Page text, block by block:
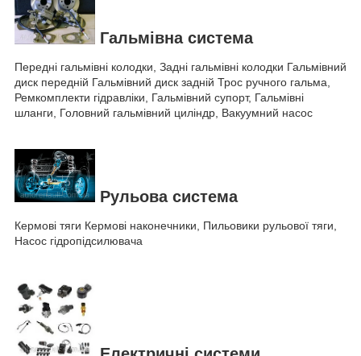
Гальмівна система
Передні гальмівні колодки, Задні гальмівні колодки Гальмівний
диск передній Гальмівний диск задній Трос ручного гальма,
Ремкомплекти гідравліки, Гальмівний супорт, Гальмівні
шланги, Головний гальмівний циліндр, Вакуумний насос
Рульова система
Кермові тяги Кермові наконечники, Пильовики рульової тяги,
Насос гідропідсилювача